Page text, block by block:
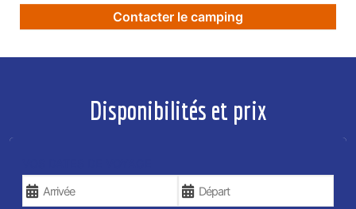
Contacter le camping
Disponibilités et prix